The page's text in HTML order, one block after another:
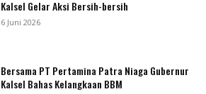
Kalsel Gelar Aksi Bersih-bersih
6 Juni 2026
Bersama PT Pertamina Patra Niaga Gubernur
Kalsel Bahas Kelangkaan BBM